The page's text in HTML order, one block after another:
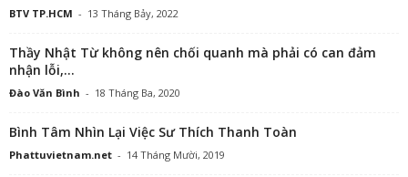
BTV TP.HCM - 13 Tháng Bảy, 2022
Thầy Nhật Từ không nên chối quanh mà phải có can đảm
nhận lỗi,...
Đào Văn Bình - 18 Tháng Ba, 2020
Bình Tâm Nhìn Lại Việc Sư Thích Thanh Toàn
Phattuvietnam.net - 14 Tháng Mười, 2019